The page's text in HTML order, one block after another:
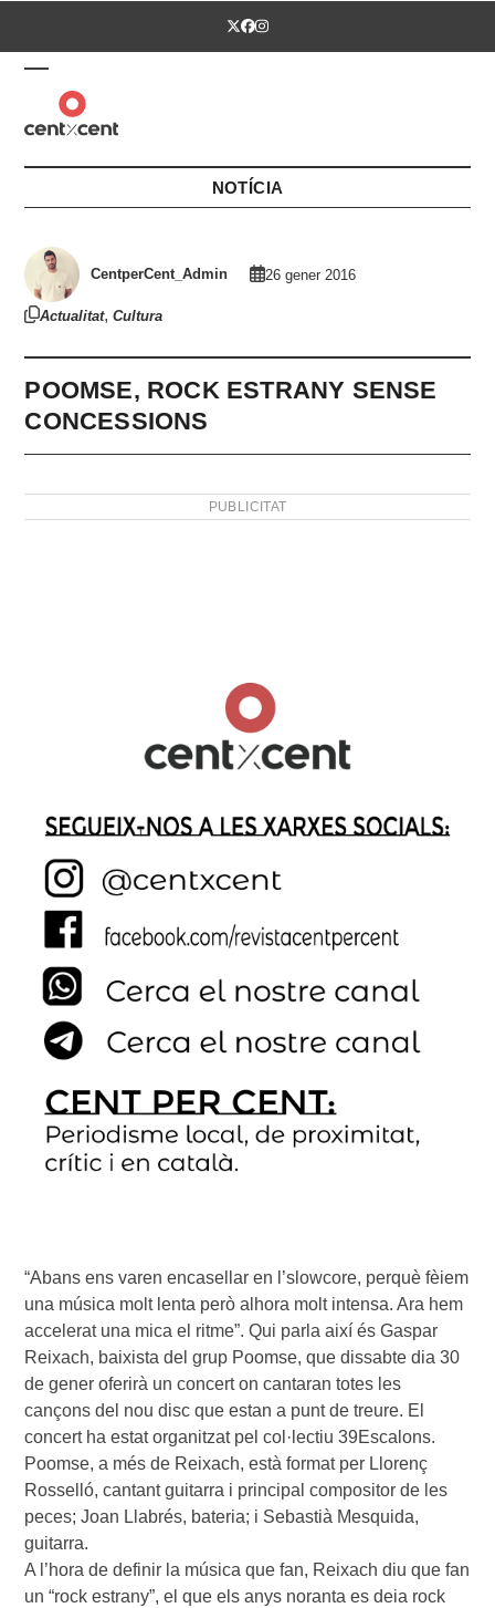
Twitter
Facebook
Instagram
Open
mobile
menu
Close
mobile
menu
NOTÍCIA
CentperCent_Admin 26 gener 2016
Actualitat,Cultura
POOMSE, ROCK ESTRANY SENSE
CONCESSIONS
PUBLICITAT
“Abans ens varen encasellar en l’slowcore, perquè fèiem
una música molt lenta però alhora molt intensa. Ara hem
accelerat una mica el ritme”. Qui parla així és Gaspar
Reixach, baixista del grup Poomse, que dissabte dia 30
de gener oferirà un concert on cantaran totes les
cançons del nou disc que estan a punt de treure. El
concert ha estat organitzat pel col·lectiu 39Escalons.
Poomse, a més de Reixach, està format per Llorenç
Rosselló, cantant guitarra i principal compositor de les
peces; Joan Llabrés, bateria; i Sebastià Mesquida,
guitarra.
A l’hora de definir la música que fan, Reixach diu que fan
un “rock estrany”, el que els anys noranta es deia rock